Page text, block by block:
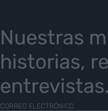
Nuestras
historias,
entrevistas.
CORREO ELECTRÓNICO